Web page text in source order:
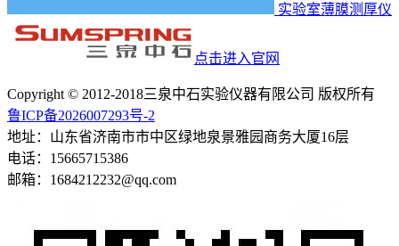
实验室薄膜测厚仪
点击进入官网
Copyright © 2012-2018三泉中石实验仪器有限公司 版权所有
鲁ICP备2026007293号-2
地址：山东省济南市市中区绿地泉景雅园商务大厦16层
电话：15665715386
邮箱：1684212232@qq.com